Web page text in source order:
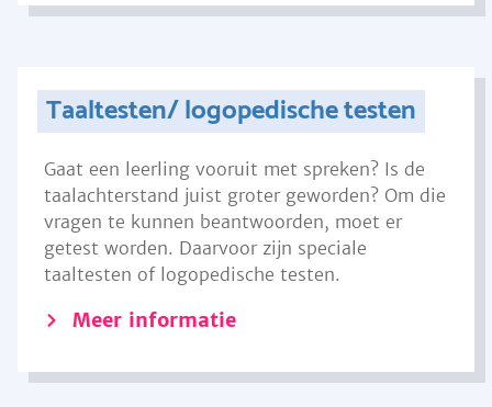
Taaltesten/ logopedische testen
Gaat een leerling vooruit met spreken? Is de
taalachterstand juist groter geworden? Om die
vragen te kunnen beantwoorden, moet er
getest worden. Daarvoor zijn speciale
taaltesten of logopedische testen.
Meer informatie